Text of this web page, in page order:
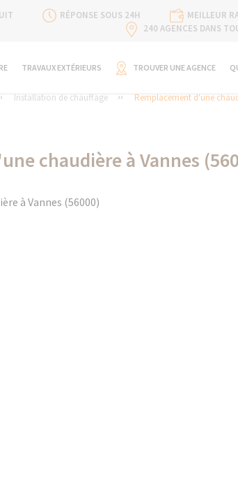
RÉPONSE SOUS 24H MEILLEUR
240 AGENCES DANS
TRAVAUX EXTÉRIEURS TROUVER UNE AGENCE
Installation de chauffage Remplacement d'une
chaudière à Vannes